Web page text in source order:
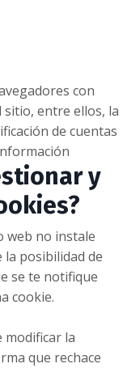
con
entre ellos, la
de cuentas
y
web no instale
posibilidad de
se te notifique
cookie.
modificar la
que rechace